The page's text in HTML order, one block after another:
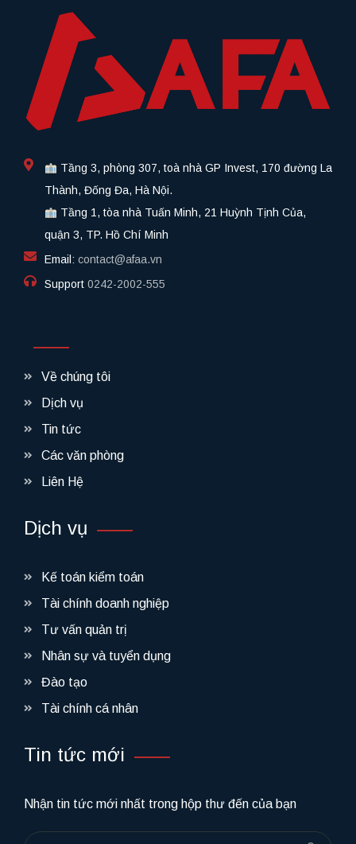
Tầng 3, phòng 307, toà nhà GP Invest, 170 đường La
Thành, Đống Đa, Hà Nội.
Tầng 1, tòa nhà Tuấn Minh, 21 Huỳnh Tịnh Của,
quận 3, TP. Hồ Chí Minh
Email: contact@afaa.vn
Support 0242-2002-555​
Về chúng tôi
Dịch vụ
Tin tức
Các văn phòng
Liên Hệ
Dịch vụ
Kế toán kiểm toán
Tài chính doanh nghiệp
Tư vấn quản trị
Nhân sự và tuyển dụng
Đào tạo
Tài chính cá nhân
Tin tức mới
Nhận tin tức mới nhất trong hộp thư đến của bạn